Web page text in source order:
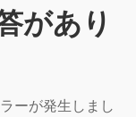
があり
ーが発生しまし